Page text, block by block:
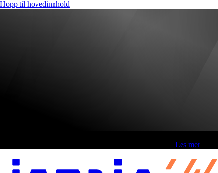
Hopp til hovedinnhold
Les mer